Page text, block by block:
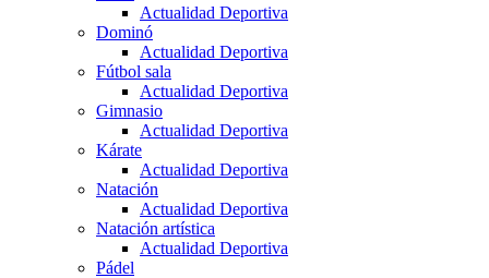
Actualidad Deportiva
Dominó
Actualidad Deportiva
Fútbol sala
Actualidad Deportiva
Gimnasio
Actualidad Deportiva
Kárate
Actualidad Deportiva
Natación
Actualidad Deportiva
Natación artística
Actualidad Deportiva
Pádel